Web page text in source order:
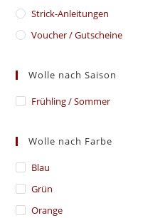
Strick-Anleitungen
Voucher / Gutscheine
Wolle nach Saison
Frühling / Sommer
Wolle nach Farbe
Blau
Grün
Orange